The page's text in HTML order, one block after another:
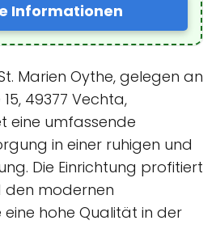
Informationen
Marien Oythe, gelegen an
49377 Vechta,
eine umfassende
in einer ruhigen und
Die Einrichtung profitiert
den modernen
hohe Qualität in der